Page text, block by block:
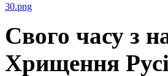
Свого часу з
Хрищення